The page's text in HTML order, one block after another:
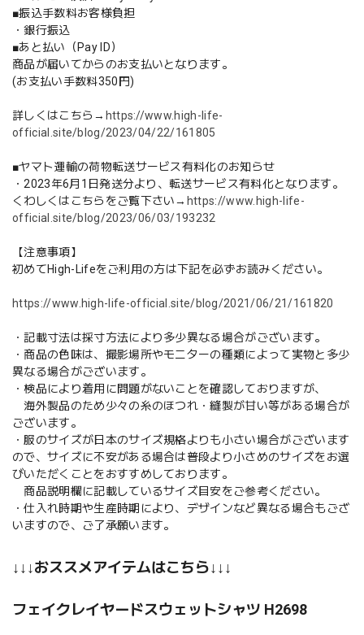
■振込手数料お客様負担
・銀行振込
■あと払い（Pay ID）
商品が届いてからのお支払いとなります。
(お支払い手数料350円)
詳しくはこちら→ https://www.high-life-
official.site/blog/2023/04/22/161805
■ヤマト運輸の荷物転送サービス有料化のお知らせ
・2023年6月1日発送分より、転送サービス有料化となります。
くわしくはこちらをご覧下さい→ https://www.high-life-
official.site/blog/2023/06/03/193232
【注意事項】
初めてHigh-Lifeをご利用の方は下記を必ずお読みください。
https://www.high-life-official.site/blog/2021/06/21/161820
・記載寸法は採寸方法により多少異なる場合がございます。
・商品の色味は、撮影場所やモニターの種類によって実物と多少
異なる場合がございます。
・検品により着用に問題がないことを確認しておりますが、
海外製品のため少々の糸のほつれ・縫製が甘い等がある場合が
ございます。
・服のサイズが日本のサイズ規格よりも小さい場合がございます
ので、サイズに不安がある場合は普段より小さめのサイズをお選
びいただくことをおすすめしております。
商品説明欄に記載しているサイズ目安をご参考ください。
・仕入れ時期や生産時期により、デザインなど異なる場合もござ
いますので、ご了承願います。
↓↓↓おススメアイテムはこちら↓↓↓
フェイクレイヤードスウェットシャツ H2698